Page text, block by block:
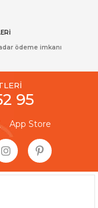
ödeme imkanı
95
App Store